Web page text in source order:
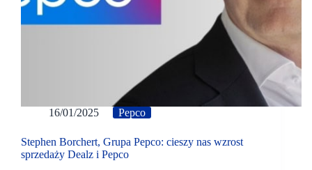
16/01/2025 Pepco
Stephen Borchert, Grupa Pepco: cieszy nas wzrost
sprzedaży Dealz i Pepco